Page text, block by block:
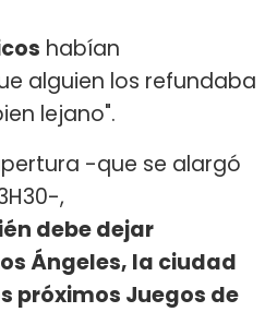
habían
alguien los refundaba
lejano".
-que se alargó
,
debe dejar
Ángeles, la ciudad
próximos Juegos de